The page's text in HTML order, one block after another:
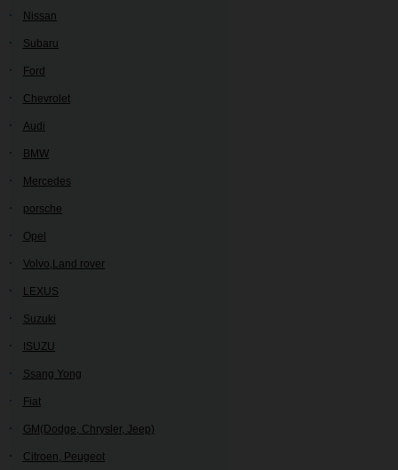
Nissan
Subaru
Ford
Chevrolet
Audi
BMW
Mercedes
porsche
Opel
Volvo,Land rover
LEXUS
Suzuki
ISUZU
Ssang Yong
Fiat
GM(Dodge, Chrysler, Jeep)
Citroen, Peugeot